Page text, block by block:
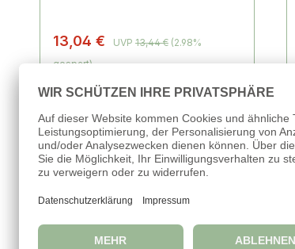
13,04 € UVP 13,44 € (2.98%
gespart)
Zum Produkt
3% Online-Rabatt